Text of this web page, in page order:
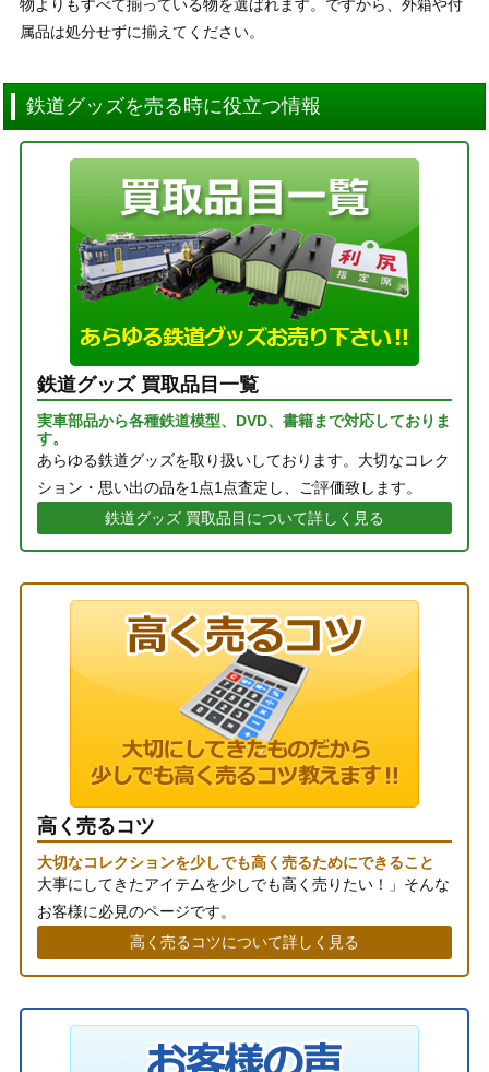
物よりもすべて揃っている物を選ばれます。ですから、外箱や付
属品は処分せずに揃えてください。
鉄道グッズを売る時に役立つ情報
鉄道グッズ 買取品目一覧
実車部品から各種鉄道模型、DVD、書籍まで対応しておりま
す。
あらゆる鉄道グッズを取り扱いしております。大切なコレク
ション・思い出の品を1点1点査定し、ご評価致します。
鉄道グッズ 買取品目について詳しく見る
高く売るコツ
大切なコレクションを少しでも高く売るためにできること
大事にしてきたアイテムを少しでも高く売りたい！」そんな
お客様に必見のページです。
高く売るコツについて詳しく見る